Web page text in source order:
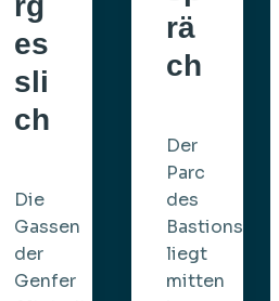
es
sli
ch
Die
Gassen
der
Genfer
rä
ch
Der
Parc
des
Bastions
liegt
mitten